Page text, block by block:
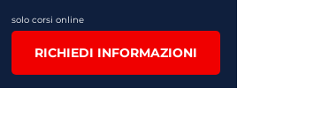
solo corsi online
RICHIEDI INFORMAZIONI